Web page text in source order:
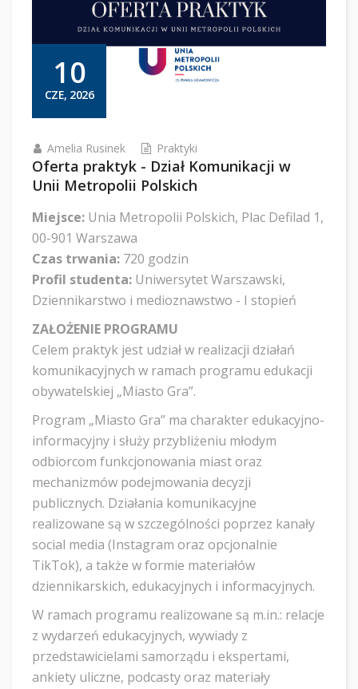
10
CZE, 2026
Amelia Rusinek Praktyki
Oferta praktyk - Dział Komunikacji w
Unii Metropolii Polskich
Miejsce: Unia Metropolii Polskich, Plac Defilad 1,
00-901 Warszawa
Czas trwania: 720 godzin
Profil studenta: Uniwersytet Warszawski,
Dziennikarstwo i medioznawstwo - I stopień
ZAŁOŻENIE PROGRAMU
Celem praktyk jest udział w realizacji działań
komunikacyjnych w ramach programu edukacji
obywatelskiej „Miasto Gra”.
Program „Miasto Gra” ma charakter edukacyjno-
informacyjny i służy przybliżeniu młodym
odbiorcom funkcjonowania miast oraz
mechanizmów podejmowania decyzji
publicznych. Działania komunikacyjne
realizowane są w szczególności poprzez kanały
social media (Instagram oraz opcjonalnie
TikTok), a także w formie materiałów
dziennikarskich, edukacyjnych i informacyjnych.
W ramach programu realizowane są m.in.: relacje
z wydarzeń edukacyjnych, wywiady z
przedstawicielami samorządu i ekspertami,
ankiety uliczne, podcasty oraz materiały